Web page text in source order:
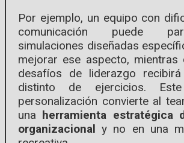
Por ejemplo, un equipo con
comunicación puede
simulaciones diseñadas
mejorar ese aspecto,
desafíos de liderazgo
distinto de ejercicios.
personalización convierte al
una herramienta estratégica
organizacional y no en una